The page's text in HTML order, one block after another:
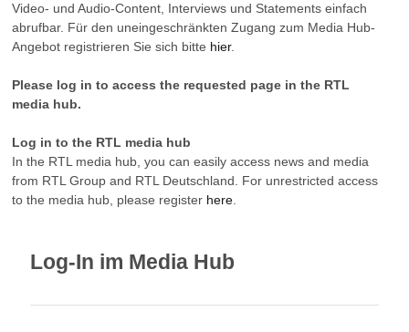
Video- und Audio-Content, Interviews und Statements einfach
abrufbar. Für den uneingeschränkten Zugang zum Media Hub-
Angebot registrieren Sie sich bitte hier.
Please log in to access the requested page in the RTL
media hub.
Log in to the RTL media hub
In the RTL media hub, you can easily access news and media
from RTL Group and RTL Deutschland. For unrestricted access
to the media hub, please register here
Log-In im Media Hub